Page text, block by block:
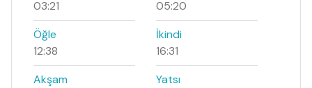
03:21
05:20
Öğle
12:38
İkindi
16:31
Akşam
Yatsı